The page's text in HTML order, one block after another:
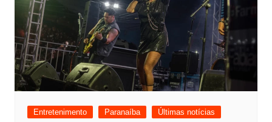
Entretenimento Paranaíba Últimas notícias